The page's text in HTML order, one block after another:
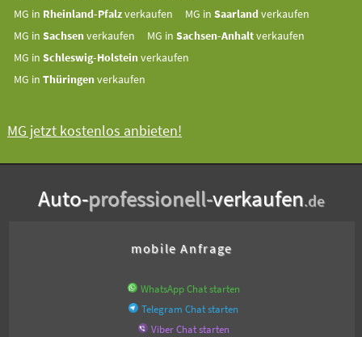
MG in Rheinland-Pfalzverkaufen MG inSaarland verkaufen
MG inSachsenverkaufen MG inSachsen-Anhaltverkaufen
MG inSchleswig-Holsteinverkaufen
MG inThüringenverkaufen
MG jetzt kostenlos anbieten!
Auto-professionell-verkaufen.de
mobile Anfrage
WhatsApp Chat starten
Telegram Chat starten
Viber Chat starten